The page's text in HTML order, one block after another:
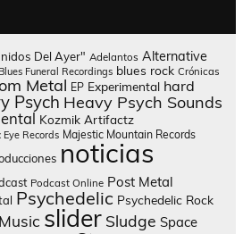
Del Ayer" Adelantos Alternative
Blues Funeral Recordings blues rock Crónicas
Metal EP Experimental hard
Psych Heavy Psych Sounds
Kozmik Artifactz
Records Majestic Mountain Records
noticias
Podcast Online Post Metal
Psychedelic Psychedelic Rock
slider Sludge Space